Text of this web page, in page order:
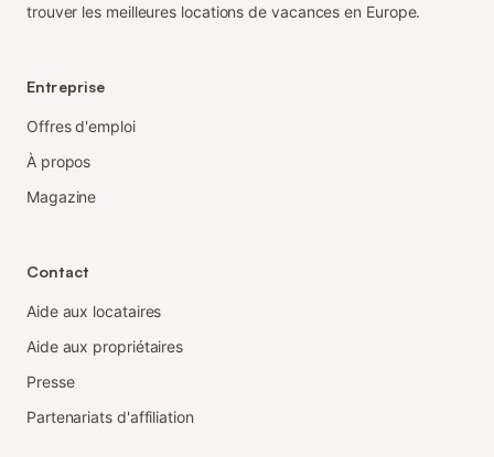
trouver les meilleures locations de vacances en Europe.
Entreprise
Offres d'emploi
À propos
Magazine
Contact
Aide aux locataires
Aide aux propriétaires
Presse
Partenariats d'affiliation